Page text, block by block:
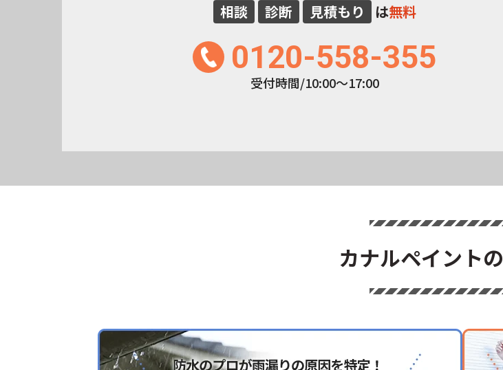
相談 診断 見積もり は無料
0120-558-355
受付時間/10:00～17:00
カナルペイントの